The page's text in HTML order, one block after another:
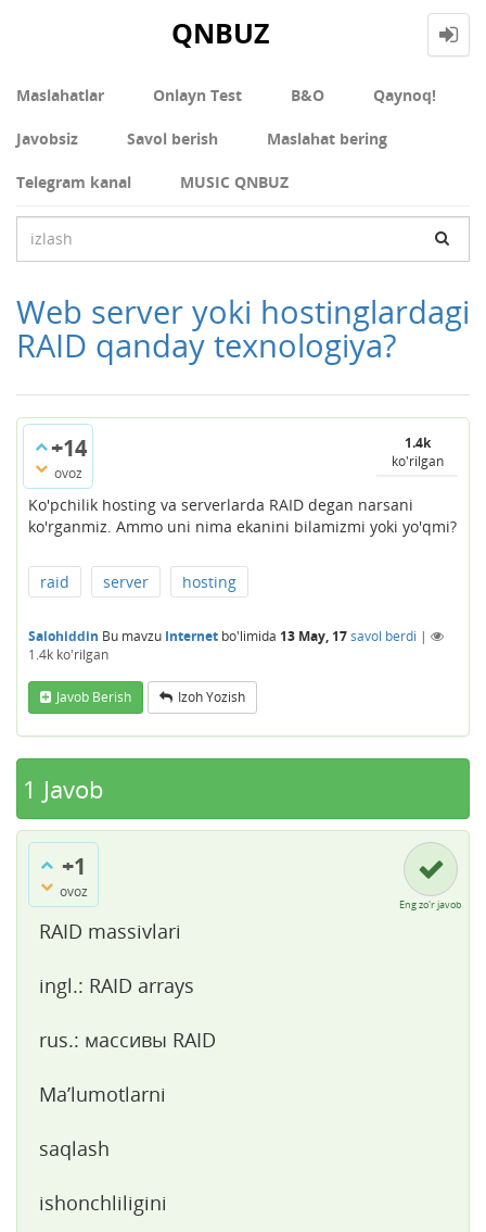
QNBUZ
Maslahatlar Onlayn Test В&О Qaynoq!
Javobsiz Savol berish Maslahat bering
Telegram kanal MUSIC QNBUZ
Web server yoki hostinglardagi
RAID qanday texnologiya?
+14
ovoz
1.4k
ko'rilgan
Ko'pchilik hosting va serverlarda RAID degan narsani
ko'rganmiz. Ammo uni nima ekanini bilamizmi yoki yo'qmi?
raid server hosting
Salohiddin Bu mavzu Internet bo'limida 13 May, 17savol berdi |
1.4k ko'rilgan
Javob Berish Izoh Yozish
1 Javob
+1
ovoz
Eng zo'r javob
RAID massivlari
ingl.: RAID arrays
rus.: массивы RAID
Ma’lumotlarni
saqlash
ishonchliligini